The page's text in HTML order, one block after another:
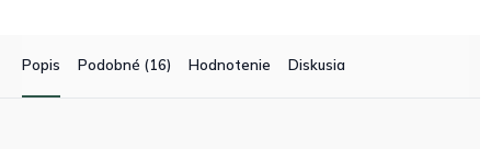
Popis Podobné (16) Hodnotenie Diskusia